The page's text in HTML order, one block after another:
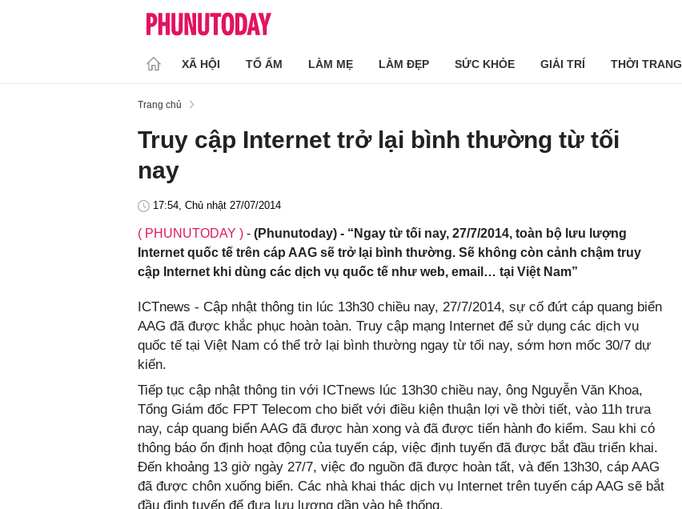
XÃ HỘI TỔ ẤM LÀM MẸ LÀM ĐẸP SỨC KHỎE GIẢI TRÍ THỜI TRANG
Trang chủ
Truy cập Internet trở lại bình thường từ tối
nay
17:54, Chủ nhật 27/07/2014
( PHUNUTODAY ) - (Phunutoday) - “Ngay từ tối nay, 27/7/2014, toàn bộ lưu lượng
Internet quốc tế trên cáp AAG sẽ trở lại bình thường. Sẽ không còn cảnh chậm truy
cập Internet khi dùng các dịch vụ quốc tế như web, email… tại Việt Nam”
ICTnews - Cập nhật thông tin lúc 13h30 chiều nay, 27/7/2014, sự cố đứt cáp quang biển
AAG đã được khắc phục hoàn toàn. Truy cập mạng Internet để sử dụng các dịch vụ
quốc tế tại Việt Nam có thể trở lại bình thường ngay từ tối nay, sớm hơn mốc 30/7 dự
kiến.
Tiếp tục cập nhật thông tin với ICTnews lúc 13h30 chiều nay, ông Nguyễn Văn Khoa,
Tổng Giám đốc FPT Telecom cho biết với điều kiện thuận lợi về thời tiết, vào 11h trưa
nay, cáp quang biển AAG đã được hàn xong và đã được tiến hành đo kiểm. Sau khi có
thông báo ổn định hoạt động của tuyến cáp, việc định tuyến đã được bắt đầu triển khai.
Đến khoảng 13 giờ ngày 27/7, việc đo nguồn đã được hoàn tất, và đến 13h30, cáp AAG
đã được chôn xuống biển. Các nhà khai thác dịch vụ Internet trên tuyến cáp AAG sẽ bắt
đầu định tuyến để đưa lưu lượng dần vào hệ thống.